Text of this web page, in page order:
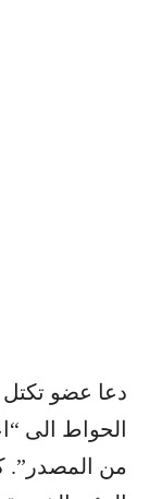
دعا عضو تكتل
الحواط الى
من المصدر”.